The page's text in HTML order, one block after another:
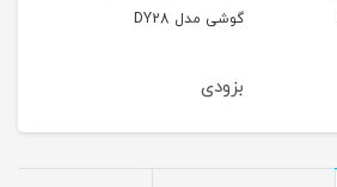
گوشی مدل DY28
بزودی